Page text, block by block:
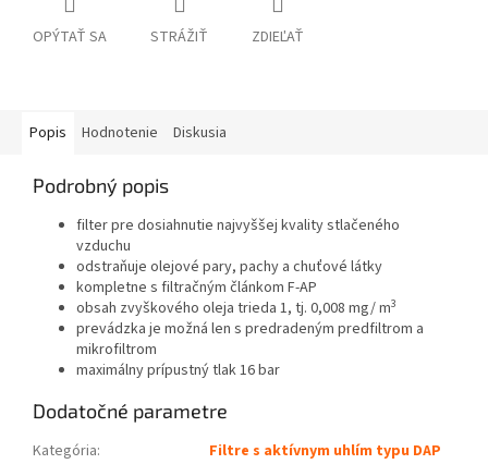
OPÝTAŤ SA STRÁŽIŤ ZDIEĽAŤ
Popis Hodnotenie Diskusia
Podrobný popis
filter pre dosiahnutie najvyššej kvality stlačeného
vzduchu
odstraňuje olejové pary, pachy a chuťové látky
kompletne s filtračným článkom F-AP
obsah zvyškového oleja trieda 1, tj. 0,008 mg/ m3
prevádzka je možná len s predradeným predfiltrom a
mikrofiltrom
maximálny prípustný tlak 16 bar
Dodatočné parametre
Kategória:
Filtre s aktívnym uhlím typu DAP